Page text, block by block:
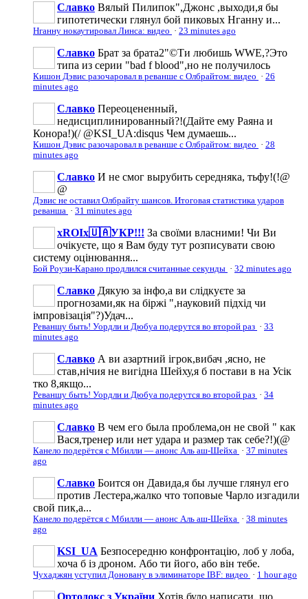
Славко Вялый Пилипок",Джонс ,выходи,я бы
гипотетически глянул бой пиковых Нганну и...
Нганну нокаутировал Линса: видео · 23 minutes ago
Славко Брат за брата2"©Ти любишь WWE,?Это
типа из серии "bad f blood",но не получилось
Кишон Дэвис разочаровал в реванше с Олбрайтом: видео · 26
minutes ago
Славко Переоцененный,
недисциплинированный?!(Дайте ему Раяна и
Конора!)(/ @KSI_UA:disqus Чем думаешь...
Кишон Дэвис разочаровал в реванше с Олбрайтом: видео · 28
minutes ago
Славко И не смог вырубить середняка, тьфу!(!@
@
Дэвис не оставил Олбрайту шансов. Итоговая статистика ударов
реванша · 31 minutes ago
xROIx🇺🇦УКР!!! За своїми власними! Чи Ви
очікуєте, що я Вам буду тут розписувати свою
систему оцінювання...
Бой Роузи-Карано продлился считанные секунды · 32 minutes ago
Славко Дякую за інфо,а ви слідкуєте за
прогнозами,як на біржі ",науковий підхід чи
імпровізація"?)Удач...
Реваншу быть! Уордли и Дюбуа подерутся во второй раз · 33
minutes ago
Славко А ви азартний ігрок,вибач ,ясно, не
став,нічия не вигідна Шейху,я б постави в на Усік
тко 8,якщо...
Реваншу быть! Уордли и Дюбуа подерутся во второй раз · 34
minutes ago
Славко В чем его была проблема,он не свой " как
Вася,тренер или нет удара и размер так себе?!)(@
Канело подерётся с Мбилли — анонс Аль аш-Шейха · 37 minutes
ago
Славко Боится он Давида,я бы лучше глянул его
против Лестера,жалко что топовые Чарло изгадили
свой пик,а...
Канело подерётся с Мбилли — анонс Аль аш-Шейха · 38 minutes
ago
KSI_UA Безпосередню конфронтацію, лоб у лоба,
хоча б із дроном. Або ти його, або він тебе.
Чухаджян уступил Доновану в элиминаторе IBF: видео · 1 hour ago
Ортодокс з України Хотів було написати, що